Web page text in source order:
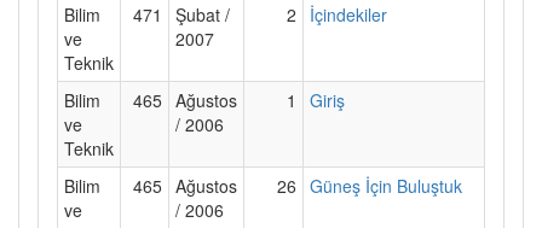
Bilim
ve
Teknik
471
Şubat /
2007
2 İçindekiler
Bilim
ve
Teknik
465 Ağustos
/ 2006
1 Giriş
Bilim
ve
465 Ağustos
/ 2006
26 Güneş İçin Buluştuk